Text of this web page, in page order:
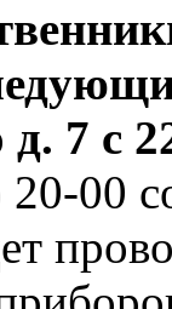
7 с
00